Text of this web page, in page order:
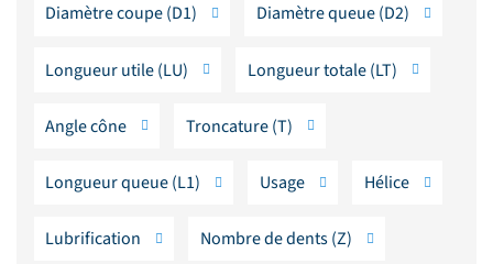
Diamètre coupe (D1)
Diamètre queue (D2)
Longueur utile (LU) Longueur totale (LT)
Angle cône Troncature (T)
Longueur queue (L1) Usage Hélice
Lubrification Nombre de dents (Z)